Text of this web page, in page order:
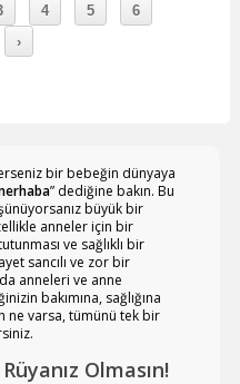
4 5
6
›
bir bebeğin dünyaya
” dediğine bakın. Bu
büyük bir
anneler için bir
ve sağlıklı bir
sancılı ve zor bir
anneleri ve anne
bakımına, sağlığına
ne varsa, tümünü tek bir
Olmasın!